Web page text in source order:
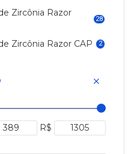
R$
Zircônia Razor
28
Zircônia Razor CAP 2